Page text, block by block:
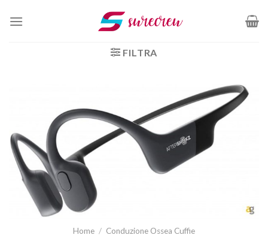
FILTRA
Home / Conduzione Ossea Cuffie